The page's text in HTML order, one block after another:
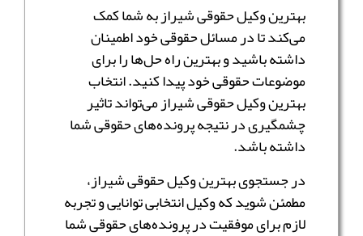
بهترین وکیل حقوقی شیراز به شما کمک
می‌کند تا در مسائل حقوقی خود اطمینان
داشته باشید و بهترین راه حل‌ها را برای
موضوعات حقوقی خود پیدا کنید. انتخاب
بهترین وکیل حقوقی شیراز می‌تواند تاثیر
چشمگیری در نتیجه پرونده‌های حقوقی شما
داشته باشد.
در جستجوی بهترین وکیل حقوقی شیراز،
مطمئن شوید که وکیل انتخابی توانایی و تجربه
لازم برای موفقیت در پرونده‌های حقوقی شما